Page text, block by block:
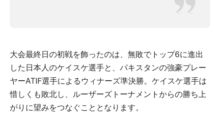
大会最終日の初戦を飾ったのは、無敗でトップ6に進出
した日本人のケイスケ選手と、パキスタンの強豪プレー
ヤーATIF選手によるウィナーズ準決勝。ケイスケ選手は
惜しくも敗北し、ルーザーズトーナメントからの勝ち上
がりに望みをつなぐこととなります。